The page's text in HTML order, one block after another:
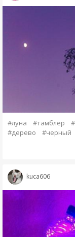
#луна #тамблер
#дерево
#черный
kuca606